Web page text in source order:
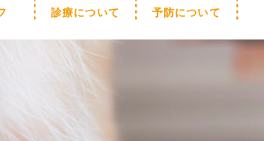
診療について 予防について